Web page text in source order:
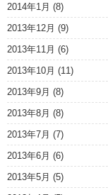
2014年1月 (8)
2013年12月 (9)
2013年11月 (6)
2013年10月 (11)
2013年9月 (8)
2013年8月 (8)
2013年7月 (7)
2013年6月 (6)
2013年5月 (5)